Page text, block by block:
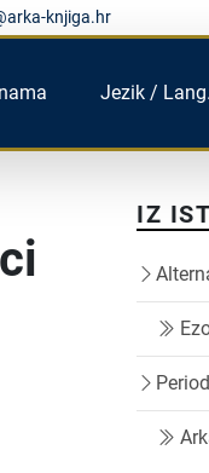
knjiga.hr
Jezik / Lang.
IZ